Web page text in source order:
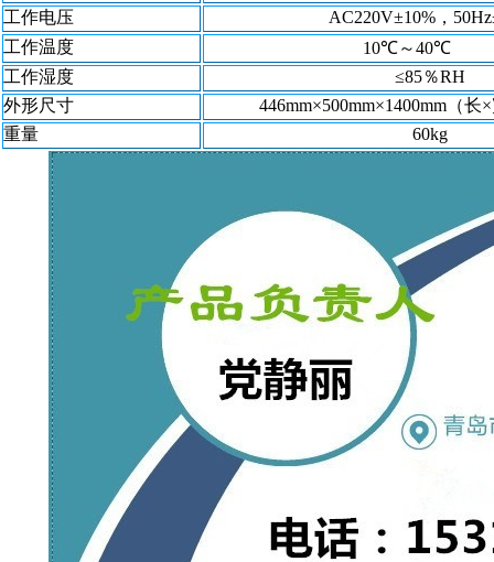
工作电压
AC220V±10%，
工作温度
10℃～40℃
工作湿度
≤85％RH
外形尺寸
446mm×500mm×1400mm（长
重量
60kg